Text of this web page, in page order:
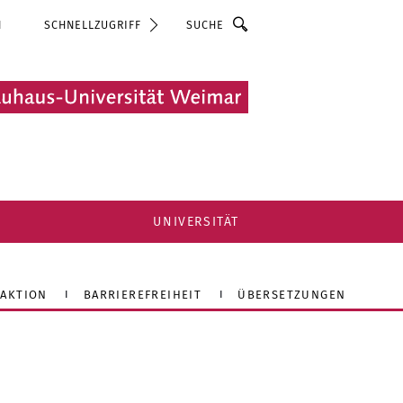
SCHNELLZUGRIFF Suche
UNIVERSITÄT
BARRIEREFREIHEIT ÜBERSETZUNGEN